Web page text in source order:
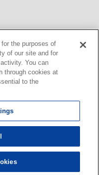
サイト・システム向け地
ト MapFan DB 住所確認
Geo-Research
Inc.
the purposes of
of our site and for
You can
through cookies at
to the